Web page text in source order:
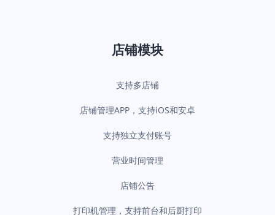
店铺模块
支持多店铺
店铺管理APP，支持iOS和安卓
支持独立支付账号
营业时间管理
店铺公告
打印机管理，支持前台和后厨打印